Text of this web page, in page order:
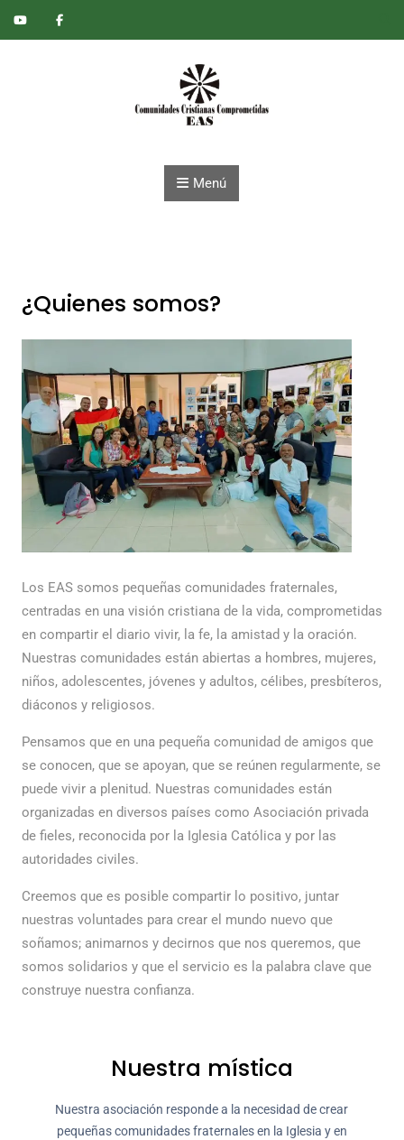
Saltar al contenido
Menú
¿Quienes somos?
Los EAS somos pequeñas comunidades fraternales,
centradas en una visión cristiana de la vida, comprometidas
en compartir el diario vivir, la fe, la amistad y la oración.
Nuestras comunidades están abiertas a hombres, mujeres,
niños, adolescentes, jóvenes y adultos, célibes, presbíteros,
diáconos y religiosos.
Pensamos que en una pequeña comunidad de amigos que
se conocen, que se apoyan, que se reúnen regularmente, se
puede vivir a plenitud. Nuestras comunidades están
organizadas en diversos países como Asociación privada
de fieles, reconocida por la Iglesia Católica y por las
autoridades civiles.
Creemos que es posible compartir lo positivo, juntar
nuestras voluntades para crear el mundo nuevo que
soñamos; animarnos y decirnos que nos queremos, que
somos solidarios y que el servicio es la palabra clave que
construye nuestra confianza.
Nuestra mística
Nuestra asociación responde a la necesidad de crear
pequeñas comunidades fraternales en la Iglesia y en